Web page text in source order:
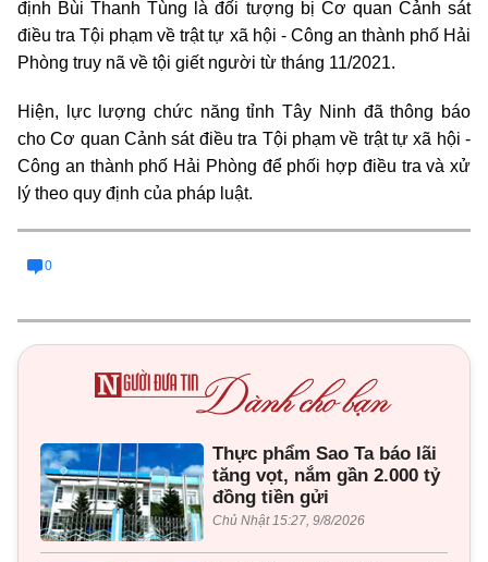
định Bùi Thanh Tùng là đối tượng bị Cơ quan Cảnh sát
điều tra Tội phạm về trật tự xã hội - Công an thành phố Hải
Phòng truy nã về tội giết người từ tháng 11/2021.
Hiện, lực lượng chức năng tỉnh Tây Ninh đã thông báo
cho Cơ quan Cảnh sát điều tra Tội phạm về trật tự xã hội -
Công an thành phố Hải Phòng để phối hợp điều tra và xử
lý theo quy định của pháp luật.
0
Thực phẩm Sao Ta báo lãi
tăng vọt, nắm gần 2.000 tỷ
đồng tiền gửi
Chủ Nhật 15:27, 9/8/2026